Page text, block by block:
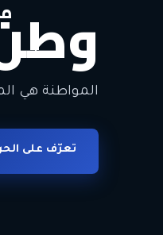
المواطنة هي
تعرّف على
معاً
الحرية •
انضم للحركة